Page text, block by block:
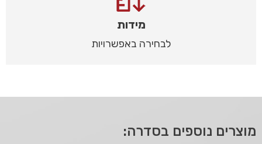
מידות
לבחירה באפשרויות
מוצרים נוספים בסדרה: